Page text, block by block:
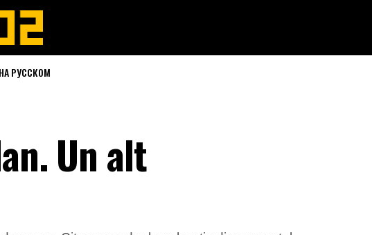
НА РУССКОМ
Un alt